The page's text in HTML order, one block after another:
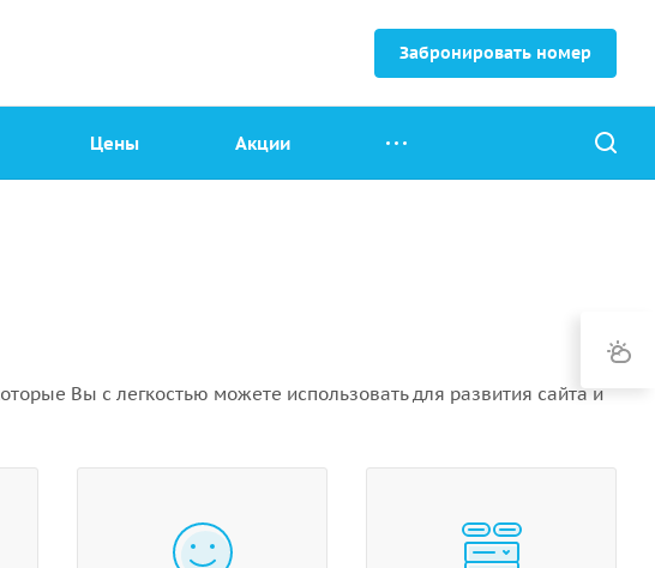
Забронировать номер
Цены Акции
Вы с легкостью можете использовать для развития сайта и